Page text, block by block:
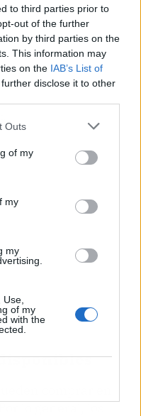
to third parties prior to
out of the further
by third parties on the
This information may
on the IAB’s List of
disclose it to other
Outs
of my
my
my
of my
with the
comprar en